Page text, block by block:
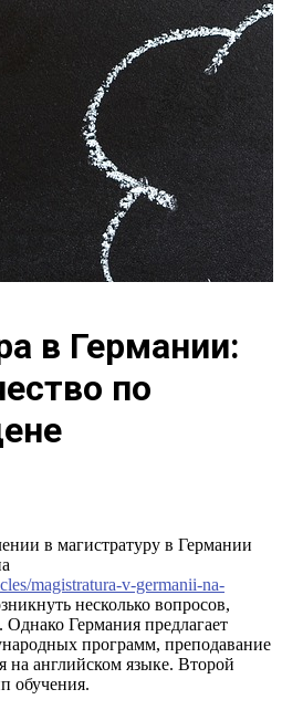
в Германии:
по
в магистратуру в Германии
magistratura-v-germanii-na-
несколько вопросов,
Германия предлагает
программ, преподавание
на английском языке. Второй
обучения.